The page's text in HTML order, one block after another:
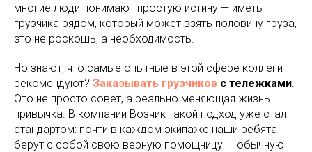
многие люди понимают простую истину — иметь
грузчика рядом, который может взять половину груза,
это не роскошь, а необходимость.​
Но знают, что самые опытные в этой сфере коллеги
рекомендуют? Заказывать грузчиков с тележками
Это не просто совет, а реально меняющая жизнь
привычка. В компании Возчик такой подход уже стал
стандартом: почти в каждом экипаже наши ребята
берут с собой свою верную помощницу — обычную